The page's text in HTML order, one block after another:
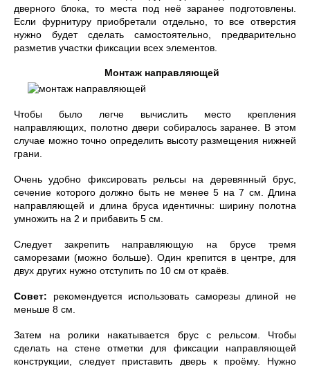
дверного блока, то места под неё заранее подготовлены.
Если фурнитуру приобретали отдельно, то все отверстия
нужно будет сделать самостоятельно, предварительно
разметив участки фиксации всех элементов.
Монтаж направляющей
Чтобы было легче вычислить место крепления
направляющих, полотно двери собиралось заранее. В этом
случае можно точно определить высоту размещения нижней
грани.
Очень удобно фиксировать рельсы на деревянный брус,
сечение которого должно быть не менее 5 на 7 см. Длина
направляющей и длина бруса идентичны: ширину полотна
умножить на 2 и прибавить 5 см.
Следует закрепить направляющую на брусе тремя
саморезами (можно больше). Один крепится в центре, для
двух других нужно отступить по 10 см от краёв.
Совет: рекомендуется использовать саморезы длиной не
меньше 8 см.
Затем на ролики накатывается брус с рельсом. Чтобы
сделать на стене отметки для фиксации направляющей
конструкции, следует приставить дверь к проёму. Нужно